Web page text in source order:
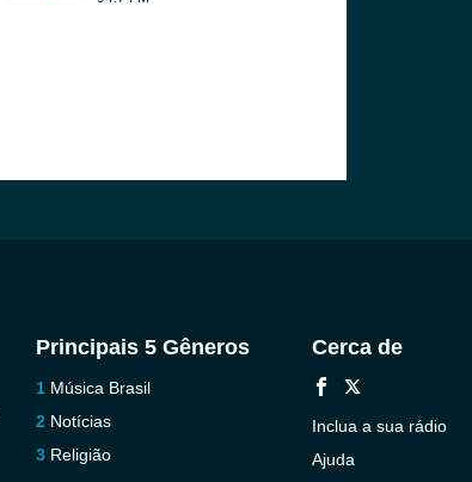
Principais 5 Gêneros
Música Brasil
Notícias
Religião
Cerca de
Inclua a sua rádio
Ajuda